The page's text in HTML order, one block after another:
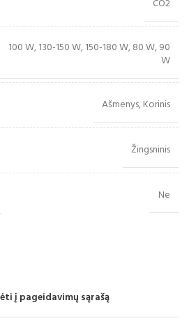
CO2
100 W, 130-150 W, 150-180 W, 80 W, 90
W
Ašmenys, Korinis
Žingsninis
Ne
į pageidavimų sąrašą